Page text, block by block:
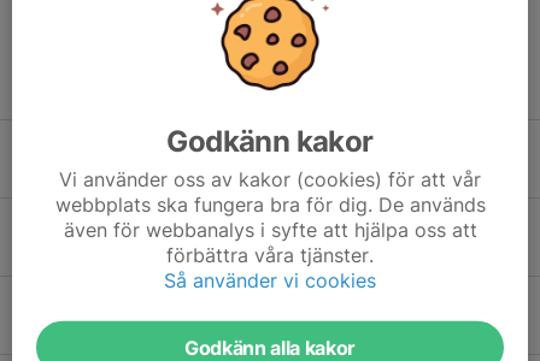
Damer U - Örebro Challenge
3 maj, 18:17 0
Vardagslyx för Damer U
27 apr, 22:09 0
Godkänn kakor
Vi använder oss av kakor (cookies) för att vår
webbplats ska fungera bra för dig. De används
även för webbanalys i syfte att hjälpa oss att
förbättra våra tjänster.
Så använder vi cookies
Godkänn alla kakor